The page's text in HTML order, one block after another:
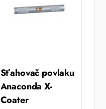
Sťahovač povlaku
Anaconda X-
Coater